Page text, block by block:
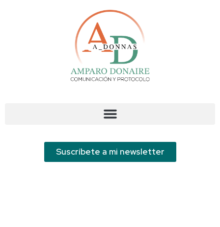
Suscríbete a mi newsletter